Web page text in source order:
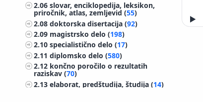
2.06slovar, enciklopedija, leksikon,
priročnik, atlas, zemljevid (55)
2.08doktorska disertacija (92)
2.09 magistrsko delo (198)
2.10specialistično delo (17)
2.11diplomsko delo (580)
2.12 končno poročilo o rezultatih
raziskav (70)
2.13elaborat, predštudija, študija (14)